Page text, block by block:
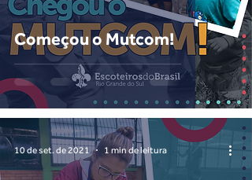
Começou o Mutcom!
10 de set. de 2021 1 min de leitura